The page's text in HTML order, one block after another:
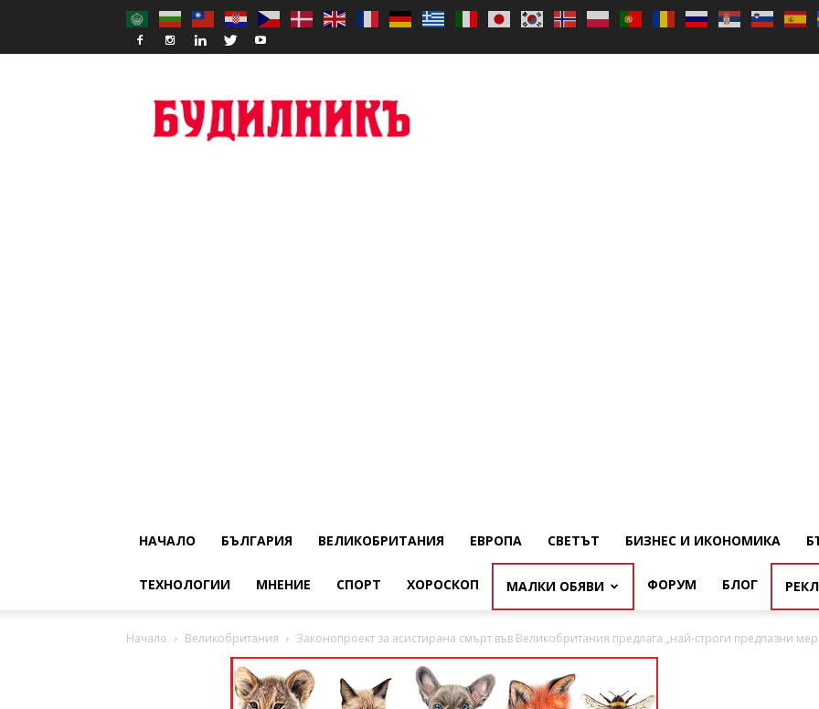
НАЧАЛО БЪЛГАРИЯ ВЕЛИКОБРИТАНИЯ ЕВРОПА СВЕТЪТ БИЗНЕС И ИКОНОМИКА
ТЕХНОЛОГИИ МНЕНИЕ СПОРТ ХОРОСКОП МАЛКИ ОБЯВИ ФОРУМ БЛОГ
Начало Великобритания Законопроект за асистирана смърт във Великобритания предлага „най-строги предпазни